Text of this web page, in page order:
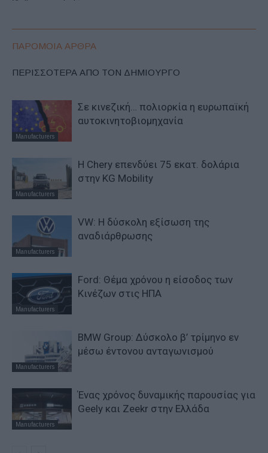
ΠΑΡΟΜΟΙΑ ΑΡΘΡΑ
ΠΕΡΙΣΣΟΤΕΡΑ ΑΠΟ ΤΟΝ ΔΗΜΙΟΥΡΓΟ
Manufacturers
Σε κινεζική… πολιορκία η ευρωπαϊκή
αυτοκινητοβιομηχανία
Manufacturers
Η Chery επενδύει 75 εκατ. δολάρια
στην KG Mobility
Manufacturers
VW: Η δύσκολη εξίσωση της
αναδιάρθρωσης
Manufacturers
Ford: Θέμα χρόνου η είσοδος των
Κινέζων στις ΗΠΑ
Manufacturers
BMW Group: Δύσκολο β’ τρίμηνο εν
μέσω έντονου ανταγωνισμού
Manufacturers
Ένας χρόνος δυναμικής παρουσίας για
Geely και Zeekr στην Ελλάδα